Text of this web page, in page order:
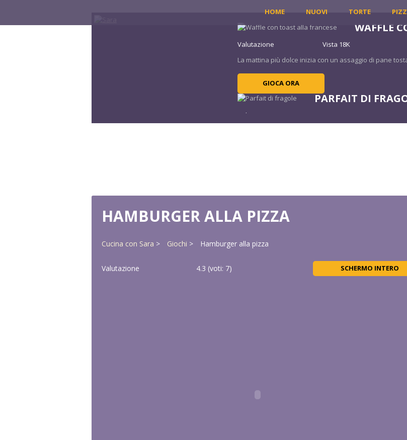
HOME NUOVI TORTE
WAFFLE
Valutazione
Vista 18K
La mattina più dolce inizia con un assaggio di pane
GIOCA ORA
PARFAIT DI
Valutazione
GIOCA ORA
I tuoi pancake saranno così appetitosi, basta seguire le
La torta di banana dolce è un ottimo dessert. È ora di
HAMBURGER ALLA PIZZA
Cucina con Sara Giochi Hamburger alla pizza
Valutazione 4.3 (voti: 7) SCHERMO INTERO